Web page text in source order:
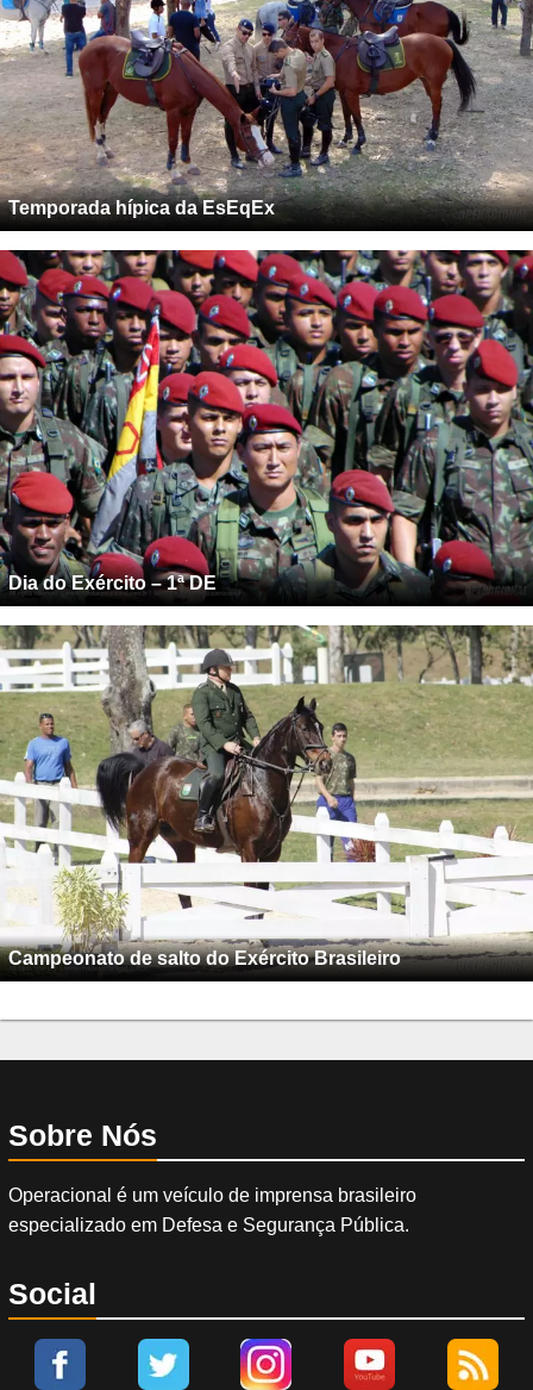
Temporada hípica da EsEqEx
Dia do Exército – 1ª DE
Campeonato de salto do Exército Brasileiro
Sobre Nós
Operacional é um veículo de imprensa brasileiro
especializado em Defesa e Segurança Pública.
Social